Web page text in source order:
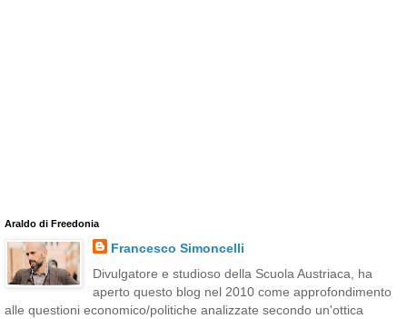
Araldo di Freedonia
Francesco Simoncelli
Divulgatore e studioso della Scuola Austriaca, ha
aperto questo blog nel 2010 come approfondimento
alle questioni economico/politiche analizzate secondo un'ottica